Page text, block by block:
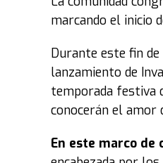
marcando el inicio
Durante este fin
lanzamiento de
temporada festiva
conocerán el amor
En este marco de